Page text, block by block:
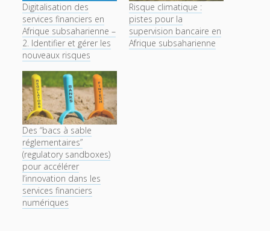
Digitalisation des
services financiers en
Afrique subsaharienne –
2. Identifier et gérer les
nouveaux risques
Risque climatique :
pistes pour la
supervision bancaire en
Afrique subsaharienne
Des “bacs à sable
réglementaires”
(regulatory sandboxes)
pour accélérer
l’innovation dans les
services financiers
numériques